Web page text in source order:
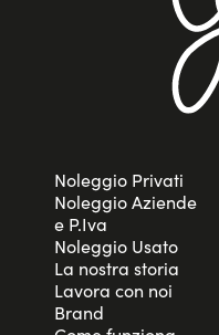
Noleggio Privati
Noleggio Aziende
e P.Iva
Noleggio Usato
La nostra storia
Lavora con noi
Brand